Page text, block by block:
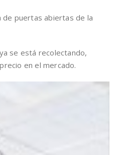
de puertas abiertas de la
se está recolectando,
en el mercado.